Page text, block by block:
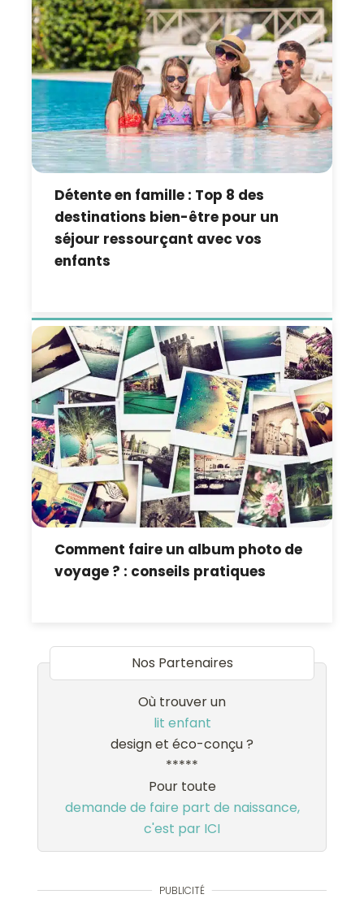
Détente en famille : Top 8 des
destinations bien-être pour un
séjour ressourçant avec vos
enfants
Comment faire un album photo de
voyage ? : conseils pratiques
Nos Partenaires
Où trouver un
lit enfant
design et éco-conçu ?
*****
Pour toute
demande de faire part de naissance,
c'est par ICI
PUBLICITÉ